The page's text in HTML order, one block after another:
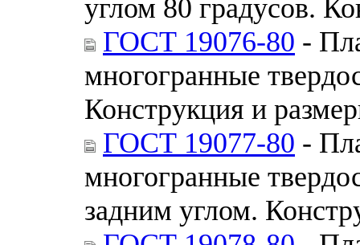
углом 80 градусов.
ГОСТ 19076-80 -
многогранные
Конструкция и
ГОСТ 19077-80 -
многогранные
задним углом.